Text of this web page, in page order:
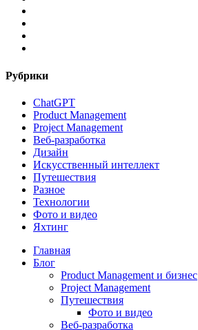
Рубрики
ChatGPT
Product Management
Project Management
Веб-разработка
Дизайн
Искусственный интеллект
Путешествия
Разное
Технологии
Фото и видео
Яхтинг
Close
Menu
Главная
Блог
Product Management и бизнес
Project Management
Путешествия
Фото и видео
Веб-разработка